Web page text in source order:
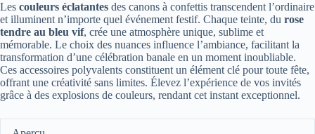
Les couleurs éclatantes des canons à confettis transcendent l’ordinaire
et illuminent n’importe quel événement festif. Chaque teinte, du rose
tendre au bleu vif, crée une atmosphère unique, sublime et
mémorable. Le choix des nuances influence l’ambiance, facilitant la
transformation d’une célébration banale en un moment inoubliable.
Ces accessoires polyvalents constituent un élément clé pour toute fête,
offrant une créativité sans limites. Élevez l’expérience de vos invités
grâce à des explosions de couleurs, rendant cet instant exceptionnel.